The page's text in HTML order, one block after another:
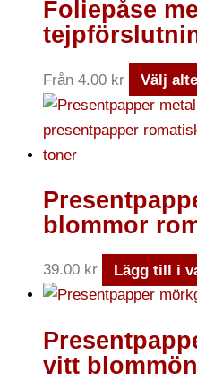
Foliepåse
Från 4.00 kr Välj
blommor
39.00 kr Lägg till i
vitt